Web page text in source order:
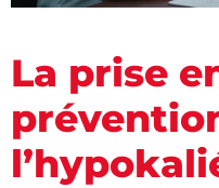
La prise